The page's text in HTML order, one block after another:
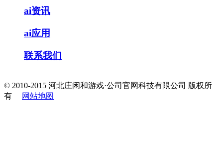
ai资讯
ai应用
联系我们
© 2010-2015 河北庄闲和游戏·公司官网科技有限公司 版权所
有
网站地图